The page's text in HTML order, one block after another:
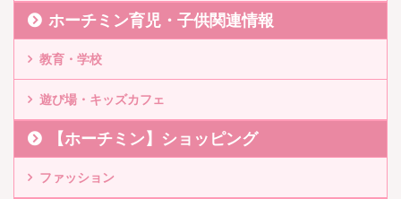
ホーチミン育児・子供関連情報
教育・学校
遊び場・キッズカフェ
【ホーチミン】ショッピング
ファッション